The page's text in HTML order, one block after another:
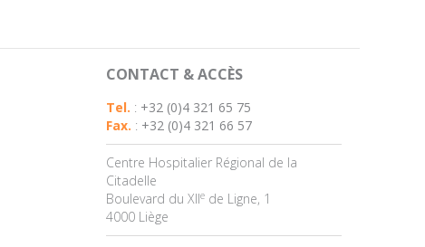
CONTACT & ACCÈS
Tel. : +32 (0)4 321 65 75
Fax. : +32 (0)4 321 66 57
Centre Hospitalier Régional de la
Citadelle
Boulevard du XIIe de Ligne, 1
4000 Liège